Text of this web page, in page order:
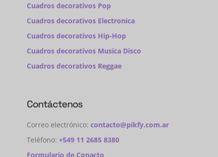
Cuadros decorativos Pop
Cuadros decorativos Electronica
Cuadros decorativos Hip-Hop
Cuadros decorativos Musica Disco
Cuadros decorativos Reggae
Contáctenos
Correo electrónico: contacto@pikfy.com.ar
Teléfono: +549 11 2685 8380
Formulario de Conacto